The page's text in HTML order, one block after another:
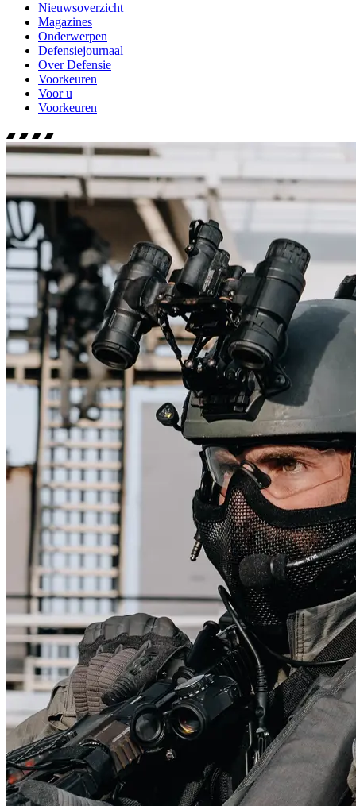
Nieuwsoverzicht
Magazines
Onderwerpen
Defensiejournaal
Over Defensie
Voorkeuren
Voor u
Voorkeuren